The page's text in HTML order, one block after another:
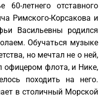
летнего отставного
Римского-Корсакова и
Васильевны родился
Обучаться музыке
но мечтал не о ней,
офицером флота, и Нике,
походить на него.
в столичный Морской